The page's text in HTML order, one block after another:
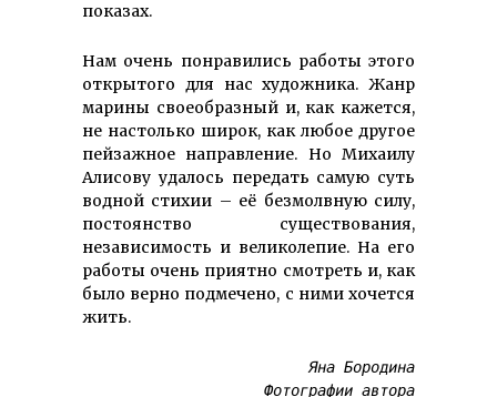
показах.
Нам очень понравились работы этого
открытого для нас художника. Жанр
марины своеобразный и, как кажется,
не настолько широк, как любое другое
пейзажное направление. Но Михаилу
Алисову удалось передать самую суть
водной стихии – её безмолвную силу,
постоянство существования,
независимость и великолепие. На его
работы очень приятно смотреть и, как
было верно подмечено, с ними хочется
жить.
Яна Бородина
Фотографии автора